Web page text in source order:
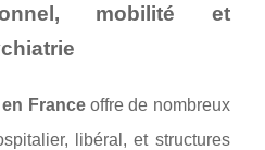
mobilité et
Franceoffre de nombreux
libéral, et structures